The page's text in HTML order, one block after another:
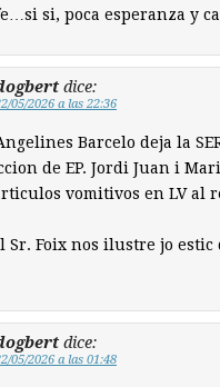
si, poca esperanza y
dice:
05/2026 a las 22:36
Barcelo deja la
de EP. Jordi Juan i
vomitivos en LV al
Sr. Foix nos ilustre jo estic
dice:
05/2026 a las 01:48